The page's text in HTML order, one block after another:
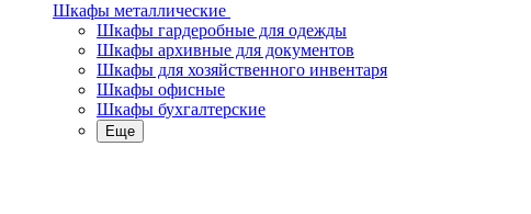
Шкафы металлические
Шкафы гардеробные для одежды
Шкафы архивные для документов
Шкафы для хозяйственного инвентаря
Шкафы офисные
Шкафы бухгалтерские
Еще